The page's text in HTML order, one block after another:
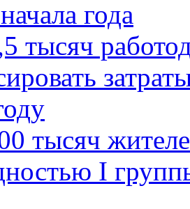
года
тысяч
тысяч
I